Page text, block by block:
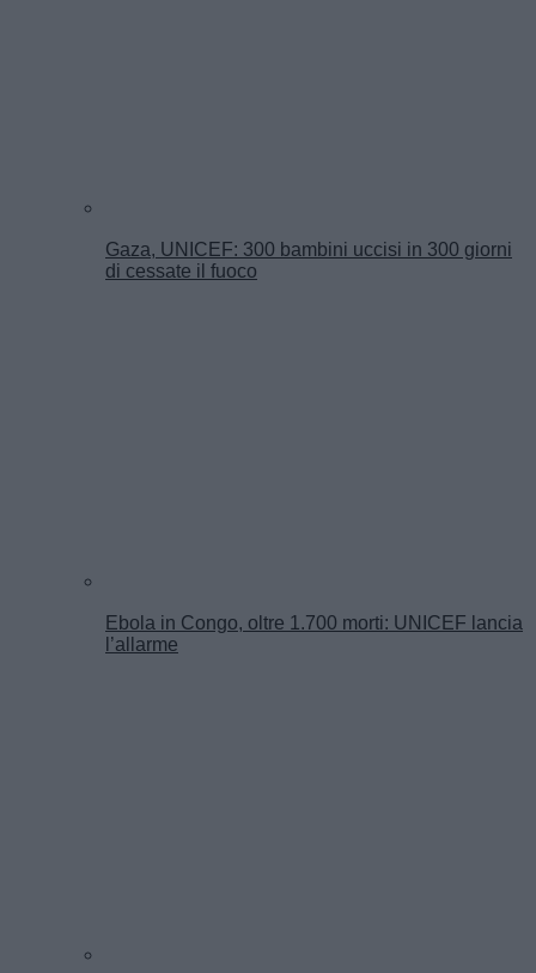
Gaza, UNICEF: 300 bambini uccisi in 300 giorni
di cessate il fuoco
Ebola in Congo, oltre 1.700 morti: UNICEF lancia
l’allarme